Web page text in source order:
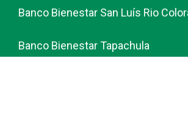
Banco Bienestar San Luís Rio
Banco Bienestar Tapachula